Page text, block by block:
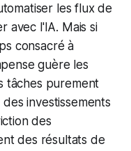
les flux de
avec l'IA. Mais si
consacré à
guère les
tâches purement
des investissements
des
des résultats de